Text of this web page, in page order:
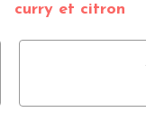
curry et citron